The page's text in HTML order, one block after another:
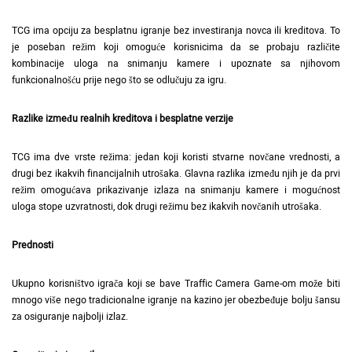
TCG ima opciju za besplatnu igranje bez investiranja novca ili kreditova. To
je poseban režim koji omoguće korisnicima da se probaju različite
kombinacije uloga na snimanju kamere i upoznate sa njihovom
funkcionalnošću prije nego što se odlučuju za igru.
Razlike između realnih kreditova i besplatne verzije
TCG ima dve vrste režima: jedan koji koristi stvarne novčane vrednosti, a
drugi bez ikakvih financijalnih utrošaka. Glavna razlika između njih je da prvi
režim omogućava prikazivanje izlaza na snimanju kamere i mogućnost
uloga stope uzvratnosti, dok drugi režimu bez ikakvih novčanih utrošaka.
Prednosti
Ukupno korisništvo igrača koji se bave Traffic Camera Game-om može biti
mnogo više nego tradicionalne igranje na kazino jer obezbeđuje bolju šansu
za osiguranje najbolji izlaz.